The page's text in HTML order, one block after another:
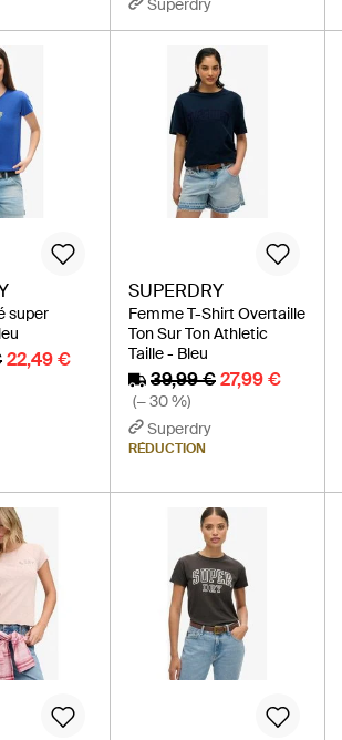
super
22,49 €
SUPERDRY
Femme T-Shirt Overtaille
Ton Sur Ton Athletic
Taille - Bleu
39,99 € 27,99 €
(− 30 %)
Superdry
RÉDUCTION